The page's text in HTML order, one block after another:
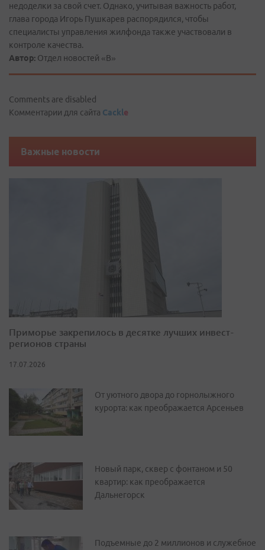
недоделки за свой счет. Однако, учитывая важность работ,
глава города Игорь Пушкарев распорядился, чтобы
специалисты управления жилфонда также участвовали в
контроле качества.
Автор: Отдел новостей «В»
Comments are disabled
Комментарии для сайта Cackle
Важные новости
Приморье закрепилось в десятке лучших инвест-
регионов страны
17.07.2026
От уютного двора до горнолыжного
курорта: как преображается Арсеньев
Новый парк, сквер с фонтаном и 50
квартир: как преображается
Дальнегорск
Подъемные до 2 миллионов и служебное